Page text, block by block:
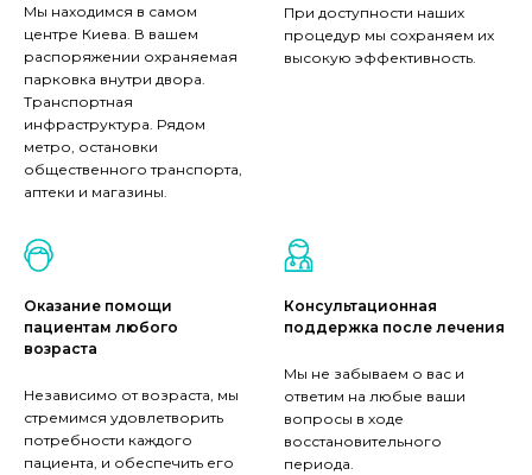
Мы находимся в самом
центре Киева. В вашем
распоряжении охраняемая
парковка внутри двора.
Транспортная
инфраструктура. Рядом
метро, остановки
общественного транспорта,
аптеки и магазины.
При доступности наших
процедур мы сохраняем их
высокую эффективность.
Оказание помощи
пациентам любого
возраста
Независимо от возраста, мы
стремимся удовлетворить
потребности каждого
пациента, и обеспечить его
Консультационная
поддержка после лечения
Мы не забываем о вас и
ответим на любые ваши
вопросы в ходе
восстановительного
периода.